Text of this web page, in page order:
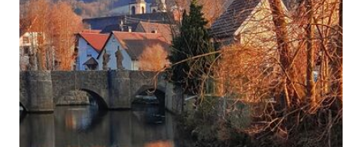
Dienstag:09:00 - 18:00 Uhr
Mittwoch:09:00 - 18:00 Uhr
Donnerstag:09:00 - 18:00 Uhr
Freitag:09:00 - 18:00 Uhr
Samstag:09:00 - 18:00 Uhr
Sonntag:09:00 - 18:00 Uhr
01.11. - 31.03.